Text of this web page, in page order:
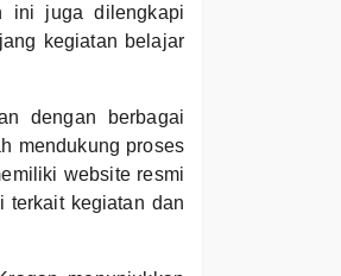
ini juga dilengkapi
kegiatan belajar
dengan berbagai
mendukung proses
website resmi
terkait kegiatan dan